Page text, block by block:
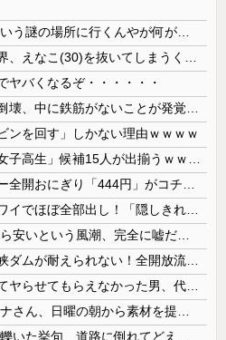
ヤバくなるぞ・・・・・・
ンを回す」しかない理由ｗｗｗｗ